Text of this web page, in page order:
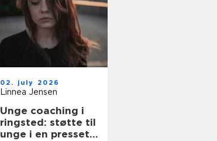
02. july 2026
Linnea Jensen
Unge coaching i
ringsted: støtte til
unge i en presset